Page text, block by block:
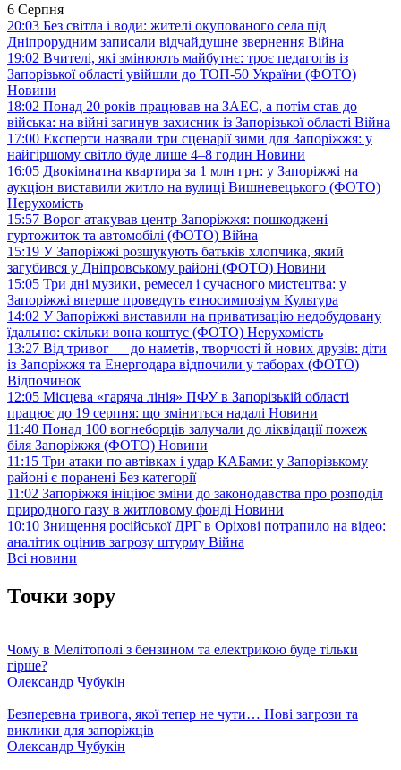
6 Серпня
20:03 Без світла і води: жителі окупованого села під
Дніпрорудним записали відчайдушне звернення Війна
19:02 Вчителі, які змінюють майбутнє: троє педагогів із
Запорізької області увійшли до ТОП-50 України (ФОТО)
Новини
18:02 Понад 20 років працював на ЗАЕС, а потім став до
війська: на війні загинув захисник із Запорізької області Війна
17:00 Експерти назвали три сценарії зими для Запоріжжя: у
найгіршому світло буде лише 4–8 годин Новини
16:05 Двокімнатна квартира за 1 млн грн: у Запоріжжі на
аукціон виставили житло на вулиці Вишневецького (ФОТО)
Нерухомість
15:57 Ворог атакував центр Запоріжжя: пошкоджені
гуртожиток та автомобілі (ФОТО) Війна
15:19 У Запоріжжі розшукують батьків хлопчика, який
загубився у Дніпровському районі (ФОТО) Новини
15:05 Три дні музики, ремесел і сучасного мистецтва: у
Запоріжжі вперше проведуть етносимпозіум Культура
14:02 У Запоріжжі виставили на приватизацію недобудовану
їдальню: скільки вона коштує (ФОТО) Нерухомість
13:27 Від тривог — до наметів, творчості й нових друзів: діти
із Запоріжжя та Енергодара відпочили у таборах (ФОТО)
Відпочинок
12:05 Місцева «гаряча лінія» ПФУ в Запорізькій області
працює до 19 серпня: що зміниться надалі Новини
11:40 Понад 100 вогнеборців залучали до ліквідації пожеж
біля Запоріжжя (ФОТО) Новини
11:15 Три атаки по автівках і удар КАБами: у Запорізькому
районі є поранені Без категорії
11:02 Запоріжжя ініціює зміни до законодавства про розподіл
природного газу в житловому фонді Новини
10:10 Знищення російської ДРГ в Оріхові потрапило на відео:
аналітик оцінив загрозу штурму Війна
Всі новини
Точки зору
Чому в Мелітополі з бензином та електрикою буде тільки
гірше?
Олександр Чубукін
Безперевна тривога, якої тепер не чути… Нові загрози та
виклики для запоріжців
Олександр Чубукін